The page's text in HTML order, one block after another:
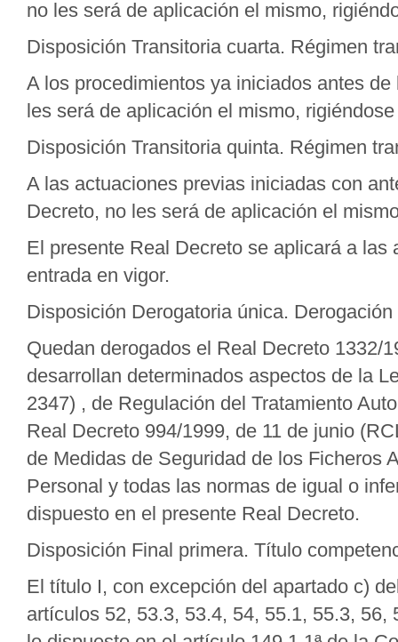
no les será de aplicación el mismo,
Disposición Transitoria cuarta. Régimen
A los procedimientos ya iniciados antes
les será de aplicación el mismo,
Disposición Transitoria quinta. Régimen
A las actuaciones previas iniciadas con
Decreto, no les será de aplicación el
El presente Real Decreto se aplicará a
entrada en vigor.
Disposición Derogatoria única.
Quedan derogados el Real Decreto 1332/
desarrollan determinados aspectos de la
2347) , de Regulación del Tratamiento
Real Decreto 994/1999, de 11 de junio
de Medidas de Seguridad de los Ficheros
Personal y todas las normas de igual o
dispuesto en el presente Real Decreto.
Disposición Final primera. Título
El título I, con excepción del apartado c)
artículos 52, 53.3, 53.4, 54, 55.1, 55.3,